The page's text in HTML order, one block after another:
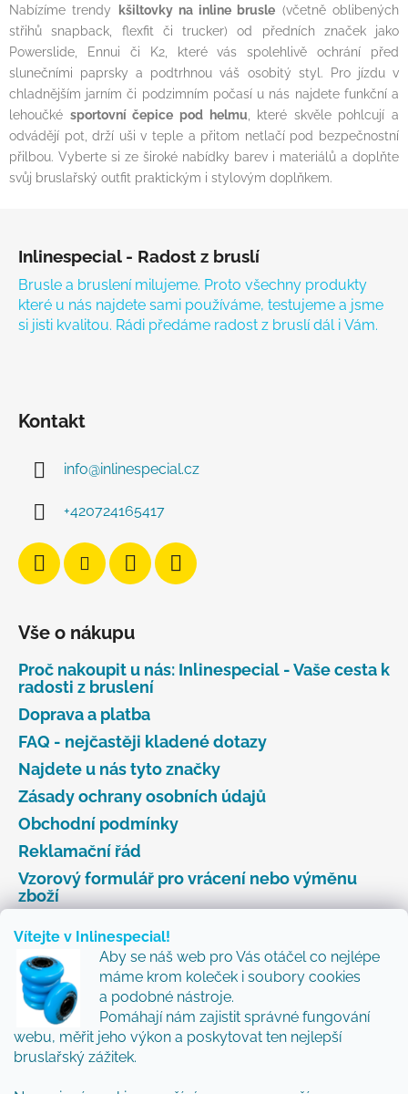
Vítejte v Inlinespecial!
Aby se náš web pro Vás otáčel co nejlépe
máme krom koleček i soubory cookies
a podobné nástroje.
Pomáhají nám zajistit správné fungování
webu, měřit jeho výkon a poskytovat ten nejlepší
bruslařský zážitek.
Nabízíme trendy
kšiltovky na inline brusle (včetně oblibených
střihů snapback, flexfit či trucker) od předních značek jako
Powerslide, Ennui či K2, které vás spolehlivě ochrání před
slunečními paprsky a podtrhnou váš osobitý styl. Pro jízdu v
chladnějším jarním či podzimním počasí u nás najdete funkční a
lehoučké sportovní čepice pod helmu, které skvěle pohlcují a
odvádějí pot, drží uši v teple a přitom netlačí pod bezpečnostní
přilbou. Vyberte si ze široké nabídky barev i materiálů a doplňte
svůj bruslařský outfit praktickým i stylovým doplňkem.
Inlinespecial - Radost z bruslí
Brusle a bruslení milujeme. Proto všechny produkty
které u nás najdete sami používáme, testujeme a jsme
si jisti kvalitou. Rádi předáme radost z bruslí dál i Vám.
Kontakt
info@inlinespecial.cz
+420724165417
Vše o nákupu
Proč nakoupit u nás: Inlinespecial - Vaše cesta k
radosti z bruslení
Doprava a platba
FAQ - nejčastěji kladené dotazy
Najdete u nás tyto značky
Zásady ochrany osobních údajů
Obchodní podmínky
Reklamační řád
Vzorový formulář pro vrácení nebo výměnu
zboží
Odebírat newsletter
Přidejte se k nám a my Vám budeme zasílat ty nejlepší
novinky a tipy.